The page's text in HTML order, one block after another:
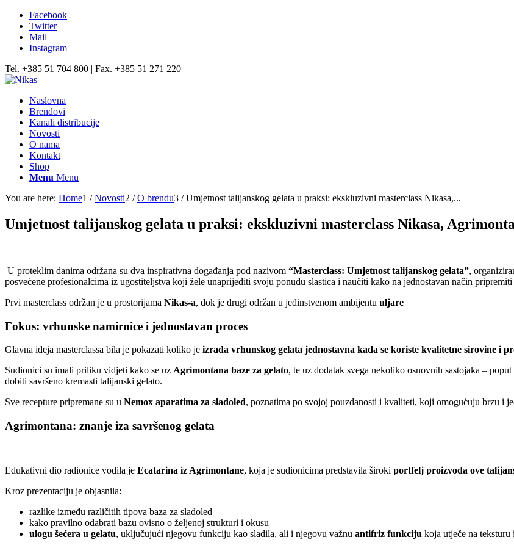
Facebook
Twitter
Mail
Instagram
Tel. +385 51 704 800 | Fax. +385 51 271 220
Naslovna
Brendovi
Kanali distribucije
Novosti
O nama
Kontakt
Shop
Menu Menu
You are here: Home1 / Novosti2 / O brendu3 / Umjetnost talijanskog gelata u praksi: ekskluzivni masterclass Nikasa,...
Umjetnost talijanskog gelata u praksi: ekskluzivni masterclass Nikasa,
U proteklim danima održana su dva inspirativna događanja pod nazivom “Masterclass: Umjetnost talijanskog gelata”,
posvećene profesionalcima iz ugostiteljstva koji žele unaprijediti svoju ponudu slastica i naučiti kako na jednostavan način pripremiti
Prvi masterclass održan je u prostorijama Nikas-a, dok je drugi održan u jedinstvenom ambijentu uljare
Fokus: vrhunske namirnice i jednostavan proces
Glavna ideja masterclassa bila je pokazati koliko je izrada vrhunskog gelata jednostavna kada se koriste kvalitetne sirovine i
Sudionici su imali priliku vidjeti kako se uz Agrimontana baze za gelato, te uz dodatak svega nekoliko osnovnih sastojaka – poput
dobiti savršeno kremasti talijanski gelato.
Sve recepture pripremane su u Nemox aparatima za sladoled, poznatima po svojoj pouzdanosti i kvaliteti, koji omogućuju brzu i
Agrimontana: znanje iza savršenog gelata
Edukativni dio radionice vodila je Ecatarina iz Agrimontane, koja je sudionicima predstavila široki portfelj proizvoda ove
Kroz prezentaciju je objasnila:
razlike između različitih tipova baza za sladoled
kako pravilno odabrati bazu ovisno o željenoj strukturi i okusu
ulogu šećera u gelatu, uključujući njegovu funkciju kao sladila, ali i njegovu važnu antifriz funkciju koja utječe na teksturu